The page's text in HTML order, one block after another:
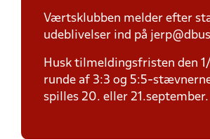
Værtsklubben melder efter
udeblivelser ind på
Husk tilmeldingsfristen den
runde af 3:3 og 5:5-
spilles 20. eller 21.september.